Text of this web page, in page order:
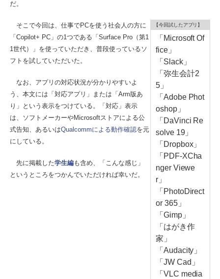
だ。
【今回試したアプリ】
「Microsoft Of
fice」
「Slack」
「弥生会計2
5」
「Adobe Phot
oshop」
「DaVinci Re
solve 19」
「Dropbox」
「PDF-XCha
nger Viewe
r」
「PhotoDirect
or 365」
「Gimp」
「はがき作
家」
「Audacity」
「JW Cad」
「VLC media
そこで今回は、仕事でPCを使う社会人の方に
「Copilot+ PC」の1つである「Surface Pro（第1
1世代）」を使っていただき、普段使っているソ
フトを試していただいた。
なお、アプリの対応状況が分かりやすいよ
う、本文には「対応アプリ」または「Arm版あ
り」という表示をつけている。「対応」表示
は、ソフトメーカーやMicrosoftストアによる公
式告知、あるいはQualcommによる動作確認を元
にしている。
先に掲載した学生編も含め、「こんな感じ」
というところをつかんでいただければ幸いだ。